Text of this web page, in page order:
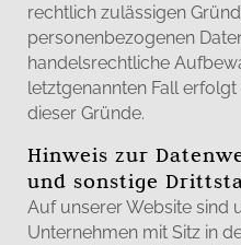
rechtlich zulässigen
personenbezogenen
handelsrechtliche
letztgenannten Fall
dieser Gründe.
Hinweis zur
und sonstige
Auf unserer Website sind
Unternehmen mit Sitz in